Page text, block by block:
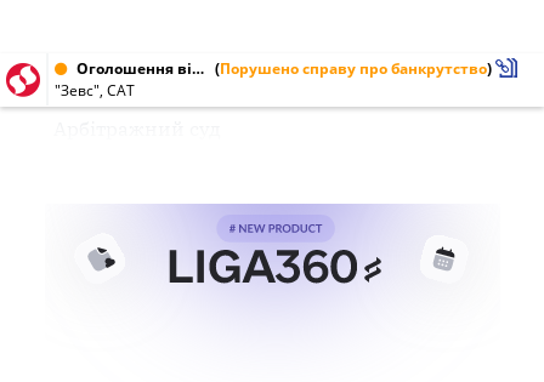
Оголошення від 27.05.1995 (Порушено справу про банкрутство)
"Зевс", САТ